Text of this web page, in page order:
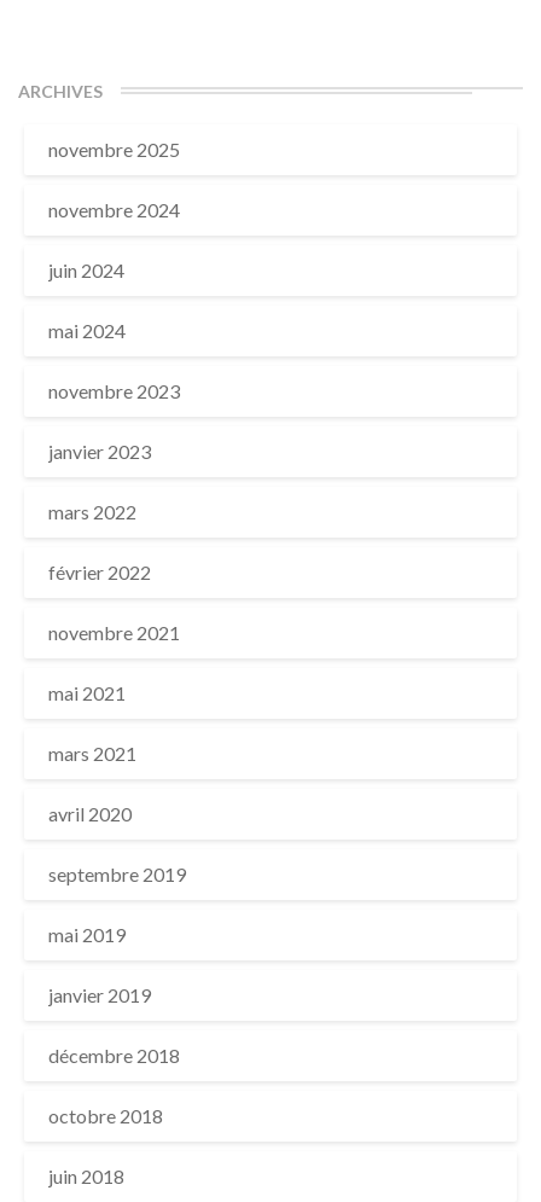
ARCHIVES
novembre 2025
novembre 2024
juin 2024
mai 2024
novembre 2023
janvier 2023
mars 2022
février 2022
novembre 2021
mai 2021
mars 2021
avril 2020
septembre 2019
mai 2019
janvier 2019
décembre 2018
octobre 2018
juin 2018